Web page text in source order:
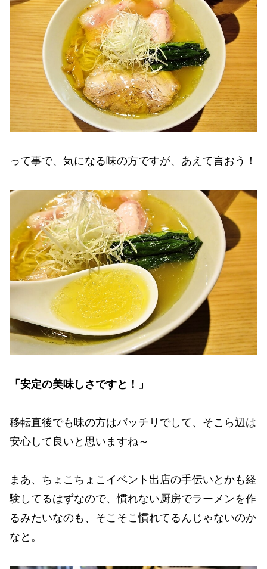
って事で、気になる味の方ですが、あえて言おう！
「安定の美味しさですと！」
移転直後でも味の方はバッチリでして、そこら辺は
安心して良いと思いますね～
まあ、ちょこちょこイベント出店の手伝いとかも経
験してるはずなので、慣れない厨房でラーメンを作
るみたいなのも、そこそこ慣れてるんじゃないのか
なと。